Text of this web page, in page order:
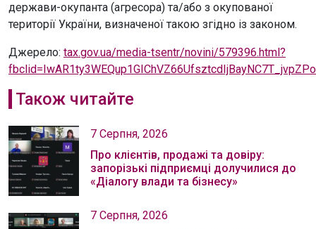
держави-окупанта (агресора) та/або з окупованої
території України, визначеної такою згідно із законом.
Джерело: tax.gov.ua/media-tsentr/novini/579396.html?
Також читайте
7 Серпня, 2026
Про клієнтів, продажі та довіру:
запорізькі підприємці долучилися до
«Діалогу влади та бізнесу»
7 Серпня, 2026